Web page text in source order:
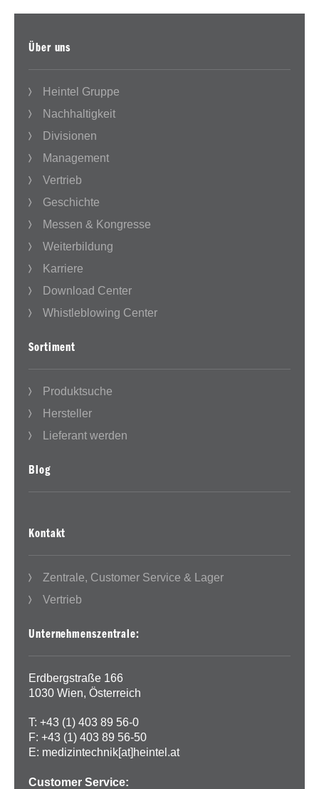
Über uns
Heintel Gruppe
Nachhaltigkeit
Divisionen
Management
Vertrieb
Geschichte
Messen & Kongresse
Weiterbildung
Karriere
Download Center
Whistleblowing Center
Sortiment
Produktsuche
Hersteller
Lieferant werden
Blog
Kontakt
Zentrale, Customer Service & Lager
Vertrieb
Unternehmenszentrale:
Erdbergstraße 166
1030 Wien, Österreich
T: +43 (1) 403 89 56-0
F: +43 (1) 403 89 56-50
E: medizintechnik[at]heintel.at
Customer Service: